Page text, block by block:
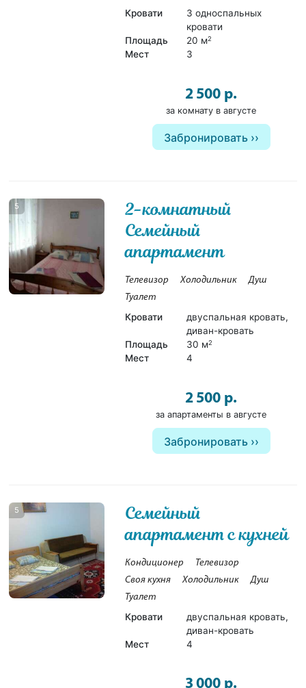
Кровати
3 односпальных
кровати
Площадь
20 м2
Мест 3
2 500 р.
за комнату в августе
Забронировать
5
2-комнатный
Семейный
апартамент
Телевизор Холодильник
Душ
Туалет
Кровати
двуспальная кровать,
диван-кровать
Площадь
30 м2
Мест 4
2 500 р.
за апартаменты в августе
Забронировать
5
Семейный
апартамент с кухней
Кондиционер
Телевизор
Своя кухня
Холодильник
Душ
Туалет
Кровати
двуспальная кровать,
диван-кровать
Мест
4
3 000 р.